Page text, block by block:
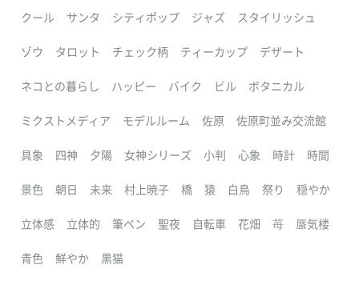
クール サンタ シティポップ ジャズ スタイリッシュ
ゾウ タロット チェック柄 ティーカップ デザート
ネコとの暮らし ハッピー バイク ビル ボタニカル
ミクストメディア モデルルーム 佐原 佐原町並み交流館
具象 四神 夕陽 女神シリーズ 小判 心象 時計 時間
景色 朝日 未来 村上暁子 橋 猿 白鳥 祭り 穏やか
立体感 立体的 筆ペン 聖夜 自転車 花畑 苺 蜃気楼
青色 鮮やか 黒猫